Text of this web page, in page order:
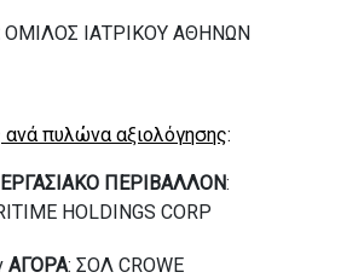
ΟΜΙΛΟΣ ΙΑΤΡΙΚΟΥ ΑΘΗΝΩΝ
ανά πυλώνα αξιολόγησης:
ΕΡΓΑΣΙΑΚΟ ΠΕΡΙΒΑΛΛΟΝ:
HOLDINGS CORP
ΑΓΟΡΑ: ΣΟΛ CROWE